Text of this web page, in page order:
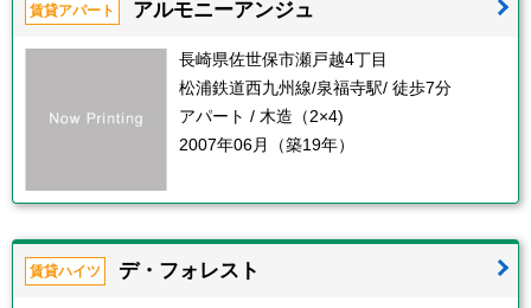
賃貸アパート アルモニーアンジュ
長崎県佐世保市瀬戸越4丁目
松浦鉄道西九州線/泉福寺駅/ 徒歩7分
アパート / 木造（2×4)
2007年06月（築19年）
賃貸ハイツ デ・フォレスト